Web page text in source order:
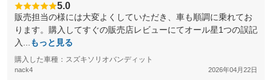
5.0
販売担当の様には大変よくしていただき、車も順調に乗れてお
ります。購入してすぐの販売店レビューにてオール星1つの誤記
入...
もっと見る
購入した車種：スズキソリオバンディット
nack4 2026年04月22日